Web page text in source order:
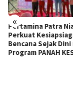
«
Pertamina Patra
Perkuat
Bencana Sejak
Program PANAH